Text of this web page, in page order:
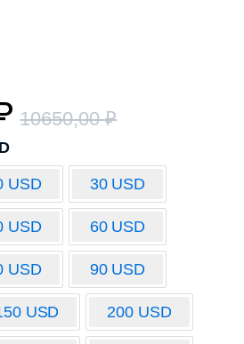
10650,00₽
USD 30 USD
USD 60 USD
USD 90 USD
USD 200 USD